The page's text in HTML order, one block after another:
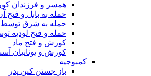
همسر و فرزندان
حمله به بابل و
حمله به شرق
حمله و فتح لودیه
کورش و فتح ماد
کورش و یونانیان
کمبوجیه
باز جستن کین پدر